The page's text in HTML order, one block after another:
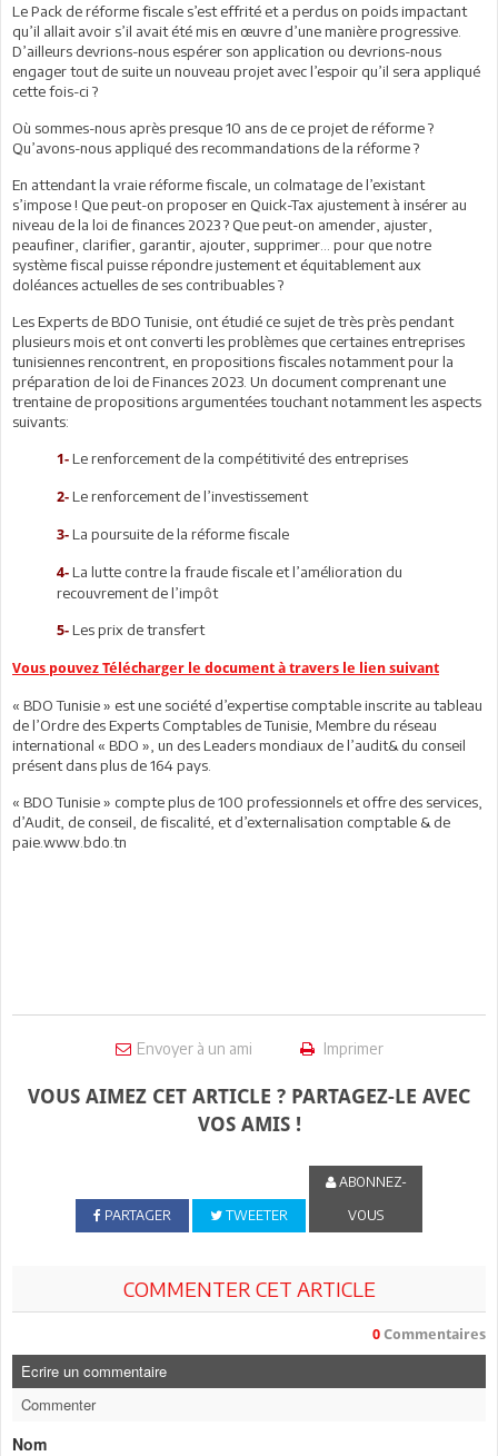
Le Pack de réforme fiscale s’est effrité et a perdus on poids impactant
qu’il allait avoir s’il avait été mis en œuvre d’une manière progressive.
D’ailleurs devrions-nous espérer son application ou devrions-nous
engager tout de suite un nouveau projet avec l’espoir qu’il sera appliqué
cette fois-ci ?
Où sommes-nous après presque 10 ans de ce projet de réforme ?
Qu’avons-nous appliqué des recommandations de la réforme ?
En attendant la vraie réforme fiscale, un colmatage de l’existant
s’impose ! Que peut-on proposer en Quick-Tax ajustement à insérer au
niveau de la loi de finances 2023 ? Que peut-on amender, ajuster,
peaufiner, clarifier, garantir, ajouter, supprimer… pour que notre
système fiscal puisse répondre justement et équitablement aux
doléances actuelles de ses contribuables ?
Les Experts de BDO Tunisie, ont étudié ce sujet de très près pendant
plusieurs mois et ont converti les problèmes que certaines entreprises
tunisiennes rencontrent, en propositions fiscales notamment pour la
préparation de loi de Finances 2023. Un document comprenant une
trentaine de propositions argumentées touchant notamment les aspects
suivants:
1- Le renforcement de la compétitivité des entreprises
2- Le renforcement de l’investissement
3- La poursuite de la réforme fiscale
4- La lutte contre la fraude fiscale et l’amélioration du
recouvrement de l’impôt
5- Les prix de transfert
Vous pouvez Télécharger le document à travers le lien suivant
« BDO Tunisie » est une société d’expertise comptable inscrite au tableau
de l’Ordre des Experts Comptables de Tunisie, Membre du réseau
international « BDO », un des Leaders mondiaux de l’audit& du conseil
présent dans plus de 164 pays.
« BDO Tunisie » compte plus de 100 professionnels et offre des services,
d’Audit, de conseil, de fiscalité, et d’externalisation comptable & de
paie.www.bdo.tn
Envoyer à un ami Imprimer
VOUS AIMEZ CET ARTICLE ? PARTAGEZ-LE AVEC
VOS AMIS !
PARTAGER TWEETER
ABONNEZ-
VOUS
COMMENTER CET ARTICLE
0 Commentaires
Ecrire un commentaire
Commenter
Nom